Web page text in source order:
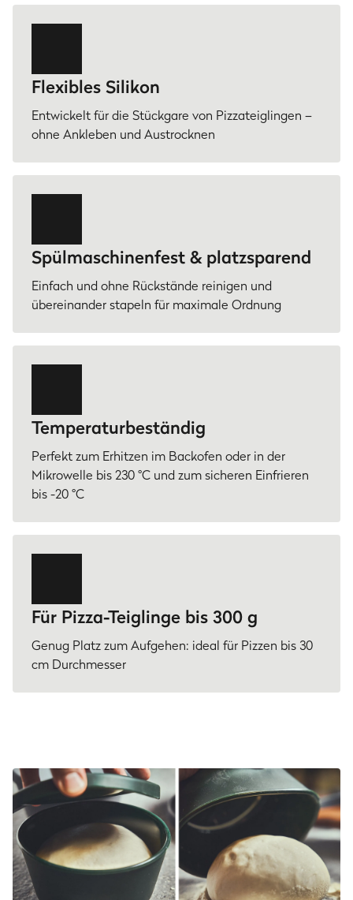
Flexibles Silikon
Entwickelt für die Stückgare von Pizzateiglingen –
ohne Ankleben und Austrocknen
Spülmaschinenfest & platzsparend
Einfach und ohne Rückstände reinigen und
übereinander stapeln für maximale Ordnung
Temperaturbeständig
Perfekt zum Erhitzen im Backofen oder in der
Mikrowelle bis 230 °C und zum sicheren Einfrieren
bis -20 °C
Für Pizza-Teiglinge bis 300 g
Genug Platz zum Aufgehen: ideal für Pizzen bis 30
cm Durchmesser